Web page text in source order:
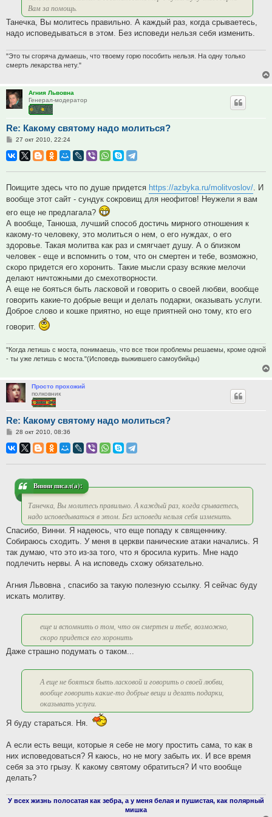
Вам за помощь.
Танечка, Вы молитесь правильно. А каждый раз, когда срываетесь,
надо исповедываться в этом. Без исповеди нельзя себя изменить.
"Это ты сгоряча думаешь, что твоему горю пособить нельзя. На одну только
смерть лекарства нету."
Агния Львовна
Генерал-модератор
Re: Какому святому надо молиться?
Сообщение
27 окт 2010, 22:24
Поищите здесь что по душе придется https://azbyka.ru/molitvoslov/. И
вообще этот сайт - сундук сокровищ для неофитов! Неужели я вам
его еще не предлагала?
А вообще, Танюша, лучший способ достичь мирного отношения к
какому-то человеку, это молиться о нем, о его нуждах, о его
здоровье. Такая молитва как раз и смягчает душу. А о близком
человек - еще и вспомнить о том, что он смертен и тебе, возможно,
скоро придется его хоронить. Такие мысли сразу всякие мелочи
делают ничтожными до смехотворности.
А еще не бояться быть ласковой и говорить о своей любви, вообще
говорить какие-то добрые вещи и делать подарки, оказывать услуги.
Доброе слово и кошке приятно, но еще приятней оно тому, кто его
говорит.
"Когда летишь с моста, понимаешь, что все твои проблемы решаемы, кроме одной
- ты уже летишь с моста."(Исповедь выжившего самоубийцы)
Просто прохожий
полковник
Re: Какому святому надо молиться?
Сообщение
28 окт 2010, 08:36
Винни писал(а):
Танечка, Вы молитесь правильно. А каждый раз, когда срываетесь,
надо исповедываться в этом. Без исповеди нельзя себя изменить.
Спасибо, Винни. Я надеюсь, что еще попаду к священнику.
Собираюсь сходить. У меня в церкви панические атаки начались. Я
так думаю, что это из-за того, что я бросила курить. Мне надо
подлечить нервы. А на исповедь схожу обязательно.
Агния Львовна , спасибо за такую полезную ссылку. Я сейчас буду
искать молитву.
еще и вспомнить о том, что он смертен и тебе, возможно,
скоро придется его хоронить
Даже страшно подумать о таком...
А еще не бояться быть ласковой и говорить о своей любви,
вообще говорить какие-то добрые вещи и делать подарки,
оказывать услуги.
Я буду стараться. Ня.
А если есть вещи, которые я себе не могу простить сама, то как в
них исповедоваться? Я каюсь, но не могу забыть их. И все время
себя за это грызу. К какому святому обратиться? И что вообще
делать?
У всех жизнь полосатая как зебра, а у меня белая и пушистая, как полярный
мишка